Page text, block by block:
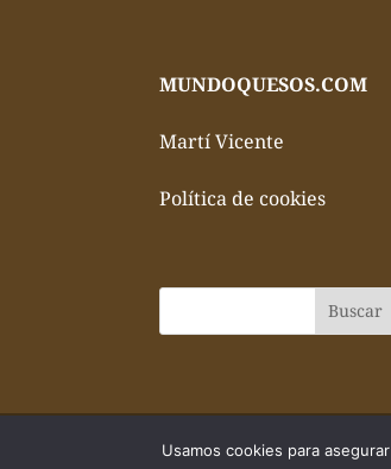
MUNDOQUESOS.COM
Martí Vicente
Política de cookies
© Todos los derechos
Usamos cookies para